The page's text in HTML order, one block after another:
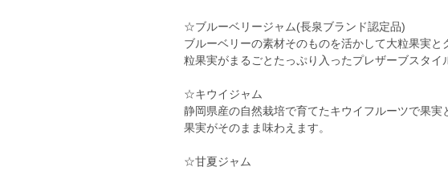
☆ブルーベリージャム(長泉ブランド認定品)
ブルーベリーの素材そのものを活かして大粒果実
粒果実がまるごとたっぷり入ったプレザーブスタイ
☆キウイジャム
静岡県産の自然栽培で育てたキウイフルーツで果
果実がそのまま味わえます。
☆甘夏ジャム